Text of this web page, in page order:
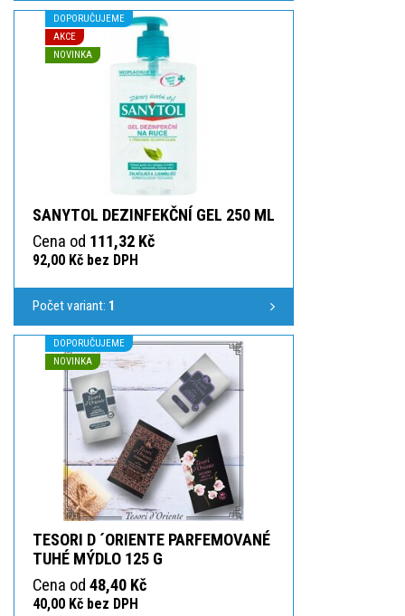
DOPORUČUJEME
AKCE
NOVINKA
SANYTOL DEZINFEKČNÍ GEL 250 ML
Cena od 111,32 Kč
92,00 Kč bez DPH
Počet variant: 1
DOPORUČUJEME
NOVINKA
TESORI D ´ORIENTE PARFEMOVANÉ
TUHÉ MÝDLO 125 G
Cena od 48,40 Kč
40,00 Kč bez DPH